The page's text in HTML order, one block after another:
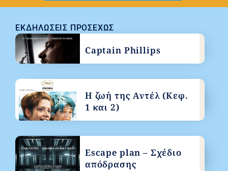
ΕΚΔΗΛΏΣΕΙΣ ΠΡΟΣΕΧΏΣ
Captain Phillips
Η ζωή της Αντέλ (Κεφ.
1 και 2)
Escape plan – Σχέδιο
απόδρασης